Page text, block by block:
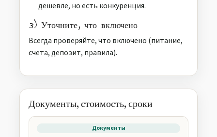
дешевле, но есть конкуренция.
3) Уточните, что включено
Всегда проверяйте, что включено (питание,
счета, депозит, правила).
Документы, стоимость, сроки
Документы